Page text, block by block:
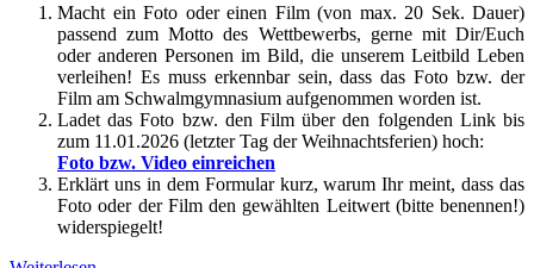
Macht ein Foto oder einen Film (von max. 20 Sek. Dauer)
passend zum Motto des Wettbewerbs, gerne mit Dir/Euch
oder anderen Personen im Bild, die unserem Leitbild Leben
verleihen! Es muss erkennbar sein, dass das Foto bzw. der
Film am Schwalmgymnasium aufgenommen worden ist.
Ladet das Foto bzw. den Film über den folgenden Link bis
zum 11.01.2026 (letzter Tag der Weihnachtsferien) hoch:
Foto bzw. Video einreichen
Erklärt uns in dem Formular kurz, warum Ihr meint, dass das
Foto oder der Film den gewählten Leitwert (bitte benennen!)
widerspiegelt!